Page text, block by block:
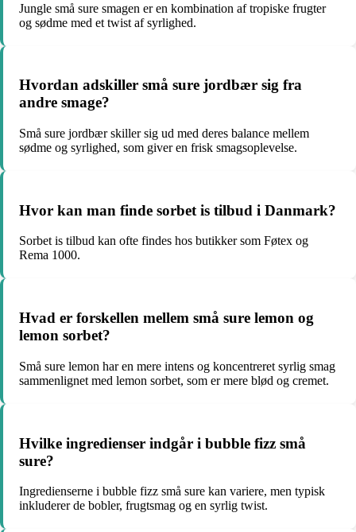
Jungle små sure smagen er en kombination af tropiske frugter
og sødme med et twist af syrlighed.
Hvordan adskiller små sure jordbær sig fra
andre smage?
Små sure jordbær skiller sig ud med deres balance mellem
sødme og syrlighed, som giver en frisk smagsoplevelse.
Hvor kan man finde sorbet is tilbud i Danmark?
Sorbet is tilbud kan ofte findes hos butikker som Føtex og
Rema 1000.
Hvad er forskellen mellem små sure lemon og
lemon sorbet?
Små sure lemon har en mere intens og koncentreret syrlig smag
sammenlignet med lemon sorbet, som er mere blød og cremet.
Hvilke ingredienser indgår i bubble fizz små
sure?
Ingredienserne i bubble fizz små sure kan variere, men typisk
inkluderer de bobler, frugtsmag og en syrlig twist.